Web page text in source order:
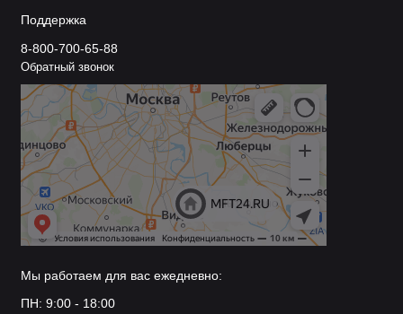
Поддержка
8-800-700-65-88
Обратный звонок
Мы работаем для вас ежедневно:
ПН: 9:00 - 18:00